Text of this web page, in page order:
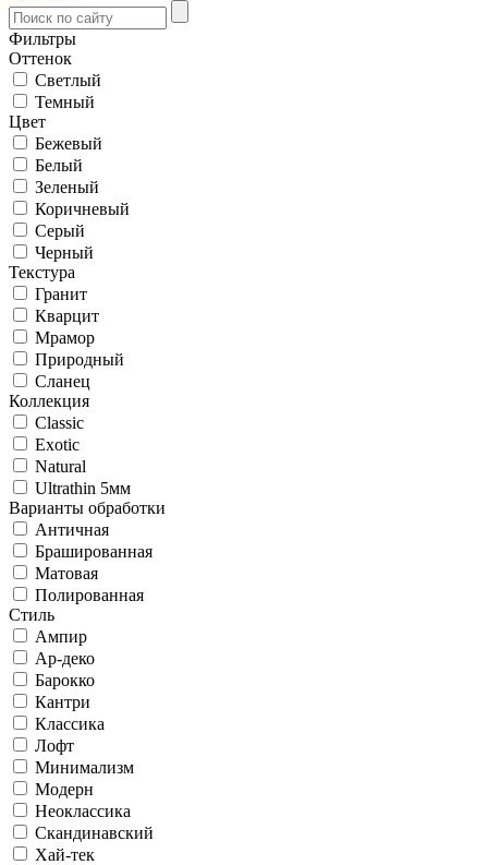
Фильтры
Оттенок
Светлый
Темный
Цвет
Бежевый
Белый
Зеленый
Коричневый
Серый
Черный
Текстура
Гранит
Кварцит
Мрамор
Природный
Сланец
Коллекция
Classic
Exotic
Natural
Ultrathin 5мм
Варианты обработки
Античная
Брашированная
Матовая
Полированная
Стиль
Ампир
Ар-деко
Барокко
Кантри
Классика
Лофт
Минимализм
Модерн
Неоклассика
Скандинавский
Хай-тек